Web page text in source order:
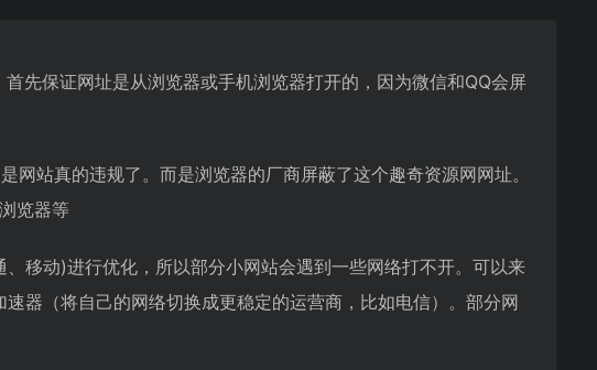
先保证网址是从浏览器或手机浏览器打开的，因为微信和QQ会屏
站真的违规了。而是浏览器的厂商屏蔽了这个趣奇资源网网址。
览器等
移动)进行优化，所以部分小网站会遇到一些网络打不开。可以来
器（将自己的网络切换成更稳定的运营商，比如电信）。部分网